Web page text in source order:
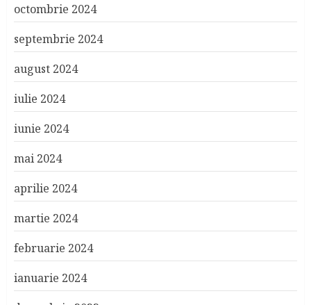
octombrie 2024
septembrie 2024
august 2024
iulie 2024
iunie 2024
mai 2024
aprilie 2024
martie 2024
februarie 2024
ianuarie 2024